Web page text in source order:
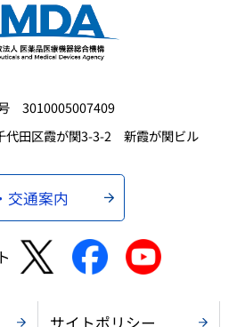
3010005007409
田区霞が関3-3-2 新霞が関ビル
交通案内
サイトポリシー